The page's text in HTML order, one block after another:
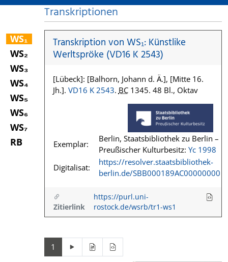
WS₁
WS₂
WS₃
WS₄
WS₅
WS₆
WS₇
RB
Transkriptionen
Transkription von WS₁: Künstlike
Werltspröke (VD16 K 2543)
[Lübeck]: [Balhorn, Johann d. Ä.], [Mitte 16.
Jh.]. VD16 K 2543. BC1345. 48 Bl., Oktav
Exemplar:
Berlin, Staatsbibliothek zu Berlin –
Preußischer Kulturbesitz: Yc 1998
Digitalisat:
https://resolver.staatsbibliothek-
berlin.de/SBB000189AC00000000
Zitierlink
https://purl.uni-
rostock.de/wsrb/tr1-ws1
1